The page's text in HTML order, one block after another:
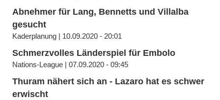
Abnehmer für Lang, Bennetts und Villalba
gesucht
Kaderplanung | 10.09.2020 - 20:01
Schmerzvolles Länderspiel für Embolo
Nations-League | 07.09.2020 - 09:45
Thuram nähert sich an - Lazaro hat es schwer
erwischt